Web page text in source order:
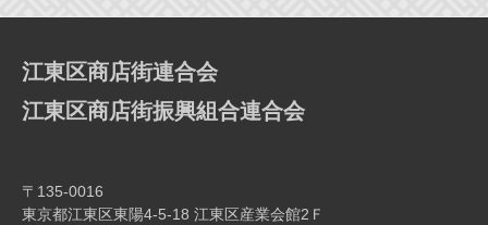
江東区商店街連合会
江東区商店街振興組合連合会
〒135-0016
東京都江東区東陽4-5-18 江東区産業会館2Ｆ